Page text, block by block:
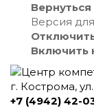
Версия
Включить
г. Кострома,
+7 (4942) 42-